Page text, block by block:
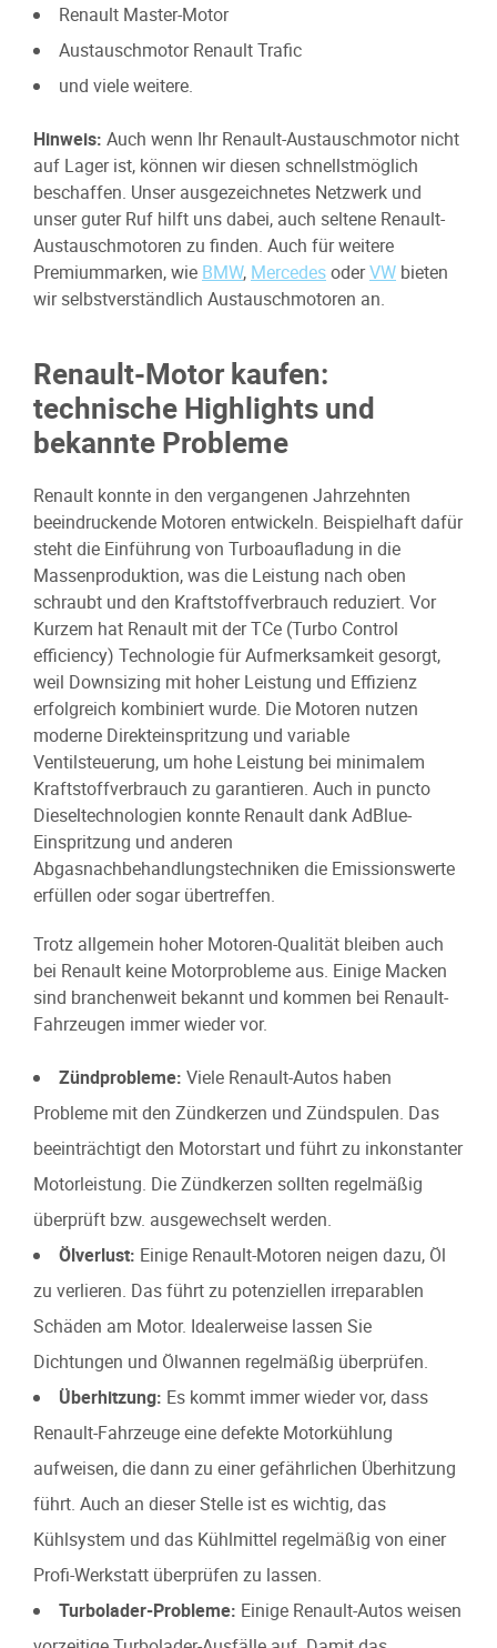
Renault Master-Motor
Austauschmotor Renault Trafic
und viele weitere.
Hinweis: Auch wenn Ihr Renault-Austauschmotor nicht
auf Lager ist, können wir diesen schnellstmöglich
beschaffen. Unser ausgezeichnetes Netzwerk und
unser guter Ruf hilft uns dabei, auch seltene Renault-
Austauschmotoren zu finden. Auch für weitere
Premiummarken, wie BMW, MercedesoderVW bieten
wir selbstverständlich Austauschmotoren an.
Renault-Motor kaufen:
technische Highlights und
bekannte Probleme
Renault konnte in den vergangenen Jahrzehnten
beeindruckende Motoren entwickeln. Beispielhaft dafür
steht die Einführung von Turboaufladung in die
Massenproduktion, was die Leistung nach oben
schraubt und den Kraftstoffverbrauch reduziert. Vor
Kurzem hat Renault mit der TCe (Turbo Control
efficiency) Technologie für Aufmerksamkeit gesorgt,
weil Downsizing mit hoher Leistung und Effizienz
erfolgreich kombiniert wurde. Die Motoren nutzen
moderne Direkteinspritzung und variable
Ventilsteuerung, um hohe Leistung bei minimalem
Kraftstoffverbrauch zu garantieren. Auch in puncto
Dieseltechnologien konnte Renault dank AdBlue-
Einspritzung und anderen
Abgasnachbehandlungstechniken die Emissionswerte
erfüllen oder sogar übertreffen.
Trotz allgemein hoher Motoren-Qualität bleiben auch
bei Renault keine Motorprobleme aus. Einige Macken
sind branchenweit bekannt und kommen bei Renault-
Fahrzeugen immer wieder vor.
Zündprobleme: Viele Renault-Autos haben
Probleme mit den Zündkerzen und Zündspulen. Das
beeinträchtigt den Motorstart und führt zu inkonstanter
Motorleistung. Die Zündkerzen sollten regelmäßig
überprüft bzw. ausgewechselt werden.
Ölverlust: Einige Renault-Motoren neigen dazu, Öl
zu verlieren. Das führt zu potenziellen irreparablen
Schäden am Motor. Idealerweise lassen Sie
Dichtungen und Ölwannen regelmäßig überprüfen.
Überhitzung: Es kommt immer wieder vor, dass
Renault-Fahrzeuge eine defekte Motorkühlung
aufweisen, die dann zu einer gefährlichen Überhitzung
führt. Auch an dieser Stelle ist es wichtig, das
Kühlsystem und das Kühlmittel regelmäßig von einer
Profi-Werkstatt überprüfen zu lassen.
Turbolader-Probleme: Einige Renault-Autos weisen